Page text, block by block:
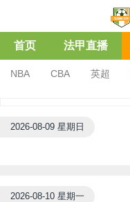
首页 法甲直播
NBA CBA 英超
2026-08-09 星期日
2026-08-10 星期一